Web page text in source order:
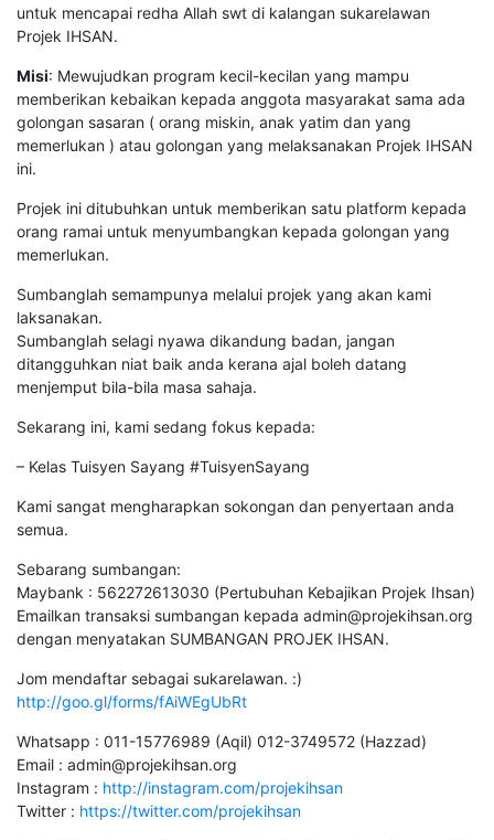
untuk mencapai redha Allah swt di kalangan sukarelawan
Projek IHSAN.
Misi: Mewujudkan program kecil-kecilan yang mampu
memberikan kebaikan kepada anggota masyarakat sama ada
golongan sasaran ( orang miskin, anak yatim dan yang
memerlukan ) atau golongan yang melaksanakan Projek IHSAN
ini.
Projek ini ditubuhkan untuk memberikan satu platform kepada
orang ramai untuk menyumbangkan kepada golongan yang
memerlukan.
Sumbanglah semampunya melalui projek yang akan kami
laksanakan.
Sumbanglah selagi nyawa dikandung badan, jangan
ditangguhkan niat baik anda kerana ajal boleh datang
menjemput bila-bila masa sahaja.
Sekarang ini, kami sedang fokus kepada:
– Kelas Tuisyen Sayang #TuisyenSayang
Kami sangat mengharapkan sokongan dan penyertaan anda
semua.
Sebarang sumbangan:
Maybank : 562272613030 (Pertubuhan Kebajikan Projek Ihsan)
Emailkan transaksi sumbangan kepada admin@projekihsan.org
dengan menyatakan SUMBANGAN PROJEK IHSAN.
Jom mendaftar sebagai sukarelawan. :)
http://goo.gl/forms/fAiWEgUbRt
Whatsapp : 011-15776989 (Aqil) 012-3749572 (Hazzad)
Email : admin@projekihsan.org
Instagram : http://instagram.com/projekihsan
Twitter : https://twitter.com/projekihsan